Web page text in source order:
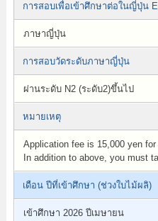
การสอบเพื่อเข้าศึกษาต่อในญี่ปุ่น
ภาษาญี่ปุ่น
การสอบวัดระดับภาษาญี่ปุ่น
ผ่านระดับ N2 (ระดับ2)ขึ้นไป
หมายเหตุ
Application fee is 15,000 yen
In addition to above, you must
เดือน ปีที่เข้าศึกษา (ช่วงใบไม้ผลิ)
เข้าศึกษา 2026 ปีเมษายน